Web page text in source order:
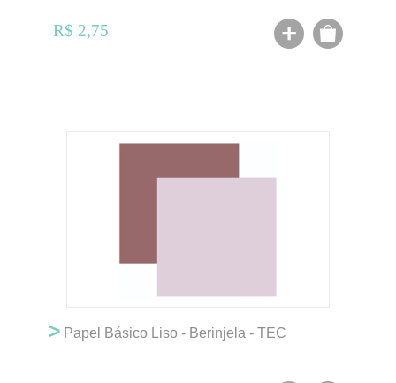
R$ 2,75
> Papel Básico Liso - Berinjela - TEC